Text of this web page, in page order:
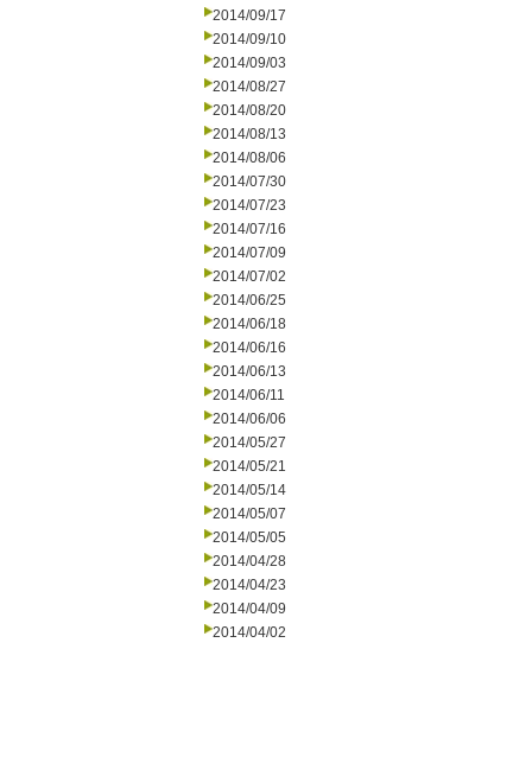
2014/09/17
2014/09/10
2014/09/03
2014/08/27
2014/08/20
2014/08/13
2014/08/06
2014/07/30
2014/07/23
2014/07/16
2014/07/09
2014/07/02
2014/06/25
2014/06/18
2014/06/16
2014/06/13
2014/06/11
2014/06/06
2014/05/27
2014/05/21
2014/05/14
2014/05/07
2014/05/05
2014/04/28
2014/04/23
2014/04/09
2014/04/02